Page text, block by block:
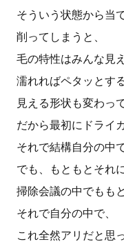
そういう状態から当
削ってしまうと、
毛の特性はみんな見
濡れればペタッとする
見える形状も変わっ
だから最初にドライ
それで結構自分の中で
でも、もともとそれ
掃除会議の中でもも
それで自分の中で、
これ全然アリだと思っ